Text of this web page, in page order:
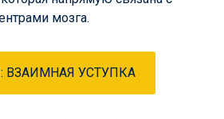
мозга.
ВЗАИМНАЯ УСТУПКА